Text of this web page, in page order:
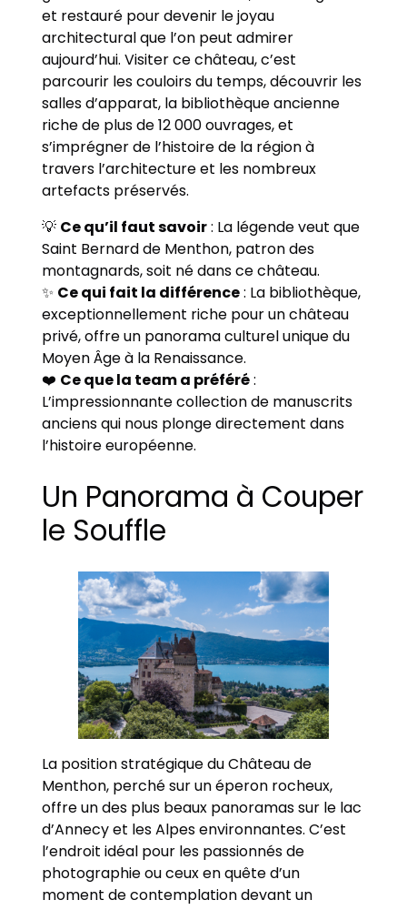
et restauré pour devenir le joyau
architectural que l’on peut admirer
aujourd’hui. Visiter ce château, c’est
parcourir les couloirs du temps, découvrir les
salles d’apparat, la bibliothèque ancienne
riche de plus de 12 000 ouvrages, et
s’imprégner de l’histoire de la région à
travers l’architecture et les nombreux
artefacts préservés.
💡 Ce qu’il faut savoir: La légende veut que
Saint Bernard de Menthon, patron des
montagnards, soit né dans ce château.
✨ Ce qui fait la différence: La bibliothèque,
exceptionnellement riche pour un château
privé, offre un panorama culturel unique du
Moyen Âge à la Renaissance.
❤️ Ce que la team a préféré:
L’impressionnante collection de manuscrits
anciens qui nous plonge directement dans
l’histoire européenne.
Un Panorama à Couper
le Souffle
La position stratégique du Château de
Menthon, perché sur un éperon rocheux,
offre un des plus beaux panoramas sur le lac
d’Annecy et les Alpes environnantes. C’est
l’endroit idéal pour les passionnés de
photographie ou ceux en quête d’un
moment de contemplation devant un